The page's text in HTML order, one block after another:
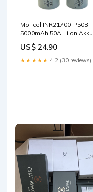
Molicel INR21700-P50B
5000mAh 50A LiIon Akku
Preis_>250
US$ 24.90
★★★★★ 4.2 (30 reviews)